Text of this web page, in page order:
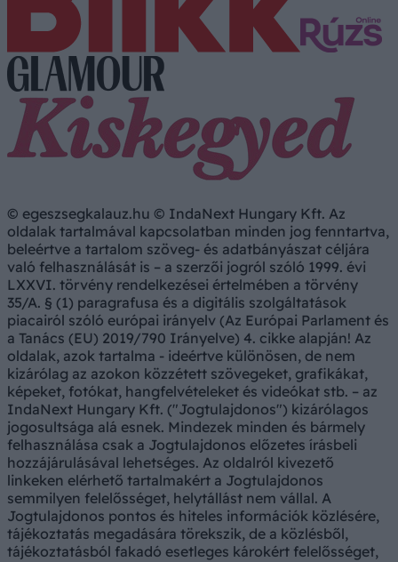
© egeszsegkalauz.hu © IndaNext Hungary Kft. Az
oldalak tartalmával kapcsolatban minden jog fenntartva,
beleértve a tartalom szöveg- és adatbányászat céljára
való felhasználását is – a szerzői jogról szóló 1999. évi
LXXVI. törvény rendelkezései értelmében a törvény
35/A. § (1) paragrafusa és a digitális szolgáltatások
piacairól szóló európai irányelv (Az Európai Parlament és
a Tanács (EU) 2019/790 Irányelve) 4. cikke alapján! Az
oldalak, azok tartalma - ideértve különösen, de nem
kizárólag az azokon közzétett szövegeket, grafikákat,
képeket, fotókat, hangfelvételeket és videókat stb. – az
IndaNext Hungary Kft. ("Jogtulajdonos") kizárólagos
jogosultsága alá esnek. Mindezek minden és bármely
felhasználása csak a Jogtulajdonos előzetes írásbeli
hozzájárulásával lehetséges. Az oldalról kivezető
linkeken elérhető tartalmakért a Jogtulajdonos
semmilyen felelősséget, helytállást nem vállal. A
Jogtulajdonos pontos és hiteles információk közlésére,
tájékoztatás megadására törekszik, de a közlésből,
tájékoztatásból fakadó esetleges károkért felelősséget,